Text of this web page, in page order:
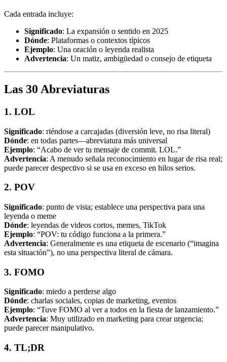
Cada entrada incluye:
Significado: La expansión o sentido en 2025
Dónde: Plataformas o contextos típicos
Ejemplo: Una oración o leyenda realista
Advertencia: Un matiz, ambigüedad o consejo de etiqueta
Las 30 Abreviaturas
1. LOL
Significado: riéndose a carcajadas (diversión leve, no risa literal)
Dónde: en todas partes—abreviatura más universal
Ejemplo: “Acabo de ver tu mensaje de commit. LOL.”
Advertencia: A menudo señala reconocimiento en lugar de risa real;
puede parecer despectivo si se usa en exceso en hilos serios.
2. POV
Significado: punto de vista; establece una perspectiva para una
leyenda o meme
Dónde: leyendas de videos cortos, memes, TikTok
Ejemplo: “POV: tu código funciona a la primera.”
Advertencia: Generalmente es una etiqueta de escenario (“imagina
esta situación”), no una perspectiva literal de cámara.
3. FOMO
Significado: miedo a perderse algo
Dónde: charlas sociales, copias de marketing, eventos
Ejemplo: “Tuve FOMO al ver a todos en la fiesta de lanzamiento.”
Advertencia: Muy utilizado en marketing para crear urgencia;
puede parecer manipulativo.
4. TL;DR